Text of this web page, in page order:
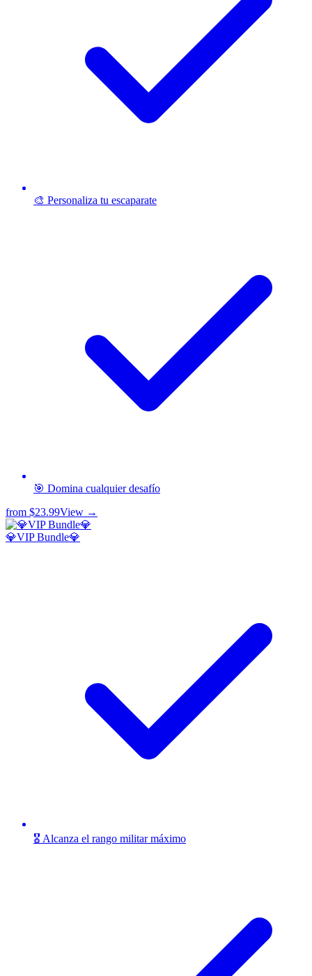
🎨 Personaliza tu escaparate
🎯 Domina cualquier desafío
from $23.99View →
💎VIP Bundle💎
🎖️ Alcanza el rango militar máximo